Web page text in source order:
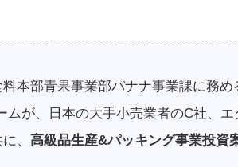
本部青果事業部バナナ事業課に務め
ムが、日本の大手小売業者のC社、
、 高級品生産&パッキング事業投資